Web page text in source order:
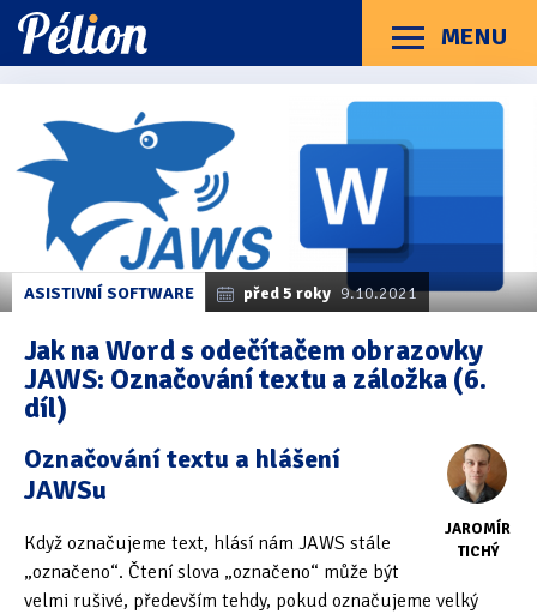
Přejít
na
štítky
Přejít
na
kategorie
Přejít
na
obsah
MENU
Menu
Kategorie článků
Dotazníky
Hardware
(163)
Braillské řádky(31)
(8)
Mobilní zařízení(85)
Zápisníky
Názory & zkušenosti(143)
Oficiální materiály(57)
ASISTIVNÍ SOFTWARE před 5 roky 9.10.2021
Jak na Word s odečítačem obrazovky
JAWS: Označování textu a záložka (6.
díl)
JAROMÍR
TICHÝ
Označování textu a hlášení
JAWSu
Když označujeme text, hlásí nám JAWS stále
„označeno“. Čtení slova „označeno“ může být
velmi rušivé, především tehdy, pokud označujeme velký